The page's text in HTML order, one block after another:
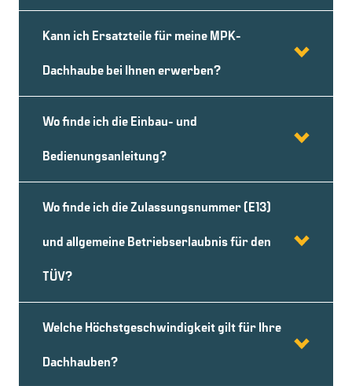
Kann ich Ersatzteile für meine MPK-
Dachhaube bei Ihnen erwerben?
Wo finde ich die Einbau- und
Bedienungsanleitung?
Wo finde ich die Zulassungsnummer (E13)
und allgemeine Betriebserlaubnis für den
TÜV?
Welche Höchstgeschwindigkeit gilt für Ihre
Dachhauben?